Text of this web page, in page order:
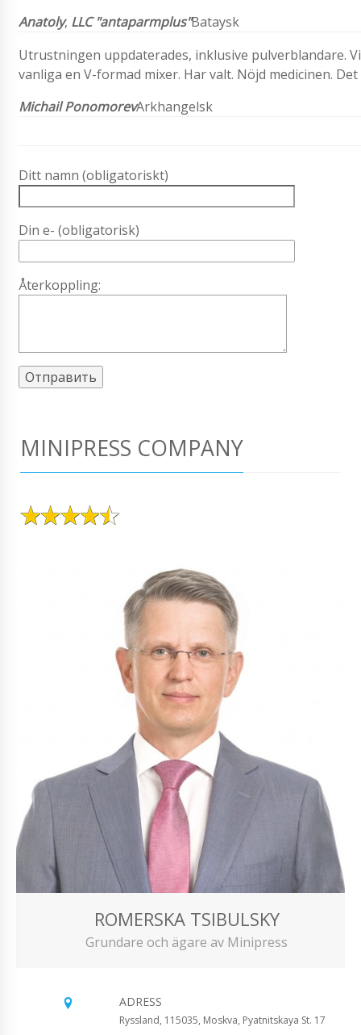
Anatoly, LLC "antaparmplus"Bataysk
Utrustningen uppdaterades, inklusive pulverblandare.
vanliga en V-formad mixer. Har valt. Nöjd medicinen.
Michail PonomorevArkhangelsk
Ditt namn (obligatoriskt)
Din e- (obligatorisk)
Återkoppling:
MINIPRESS COMPANY
ROMERSKA TSIBULSKY
Grundare och ägare av Minipress
ADRESS
Ryssland, 115035, Moskva, Pyatnitskaya St. 17